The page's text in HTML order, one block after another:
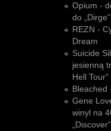
Opium -
do „Dirge”
REZN -
Dream
Suicide
jesienną
Hell Tour”
Bleached
Gene
winyl na
„Discover”